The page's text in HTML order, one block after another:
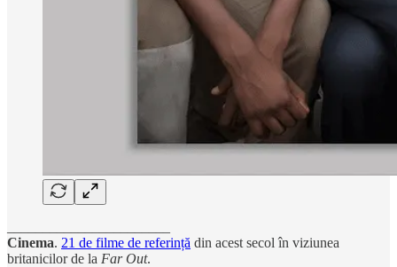
Cinema. 21 de filme de referință din acest secol în viziunea
britanicilor de la Far Out.